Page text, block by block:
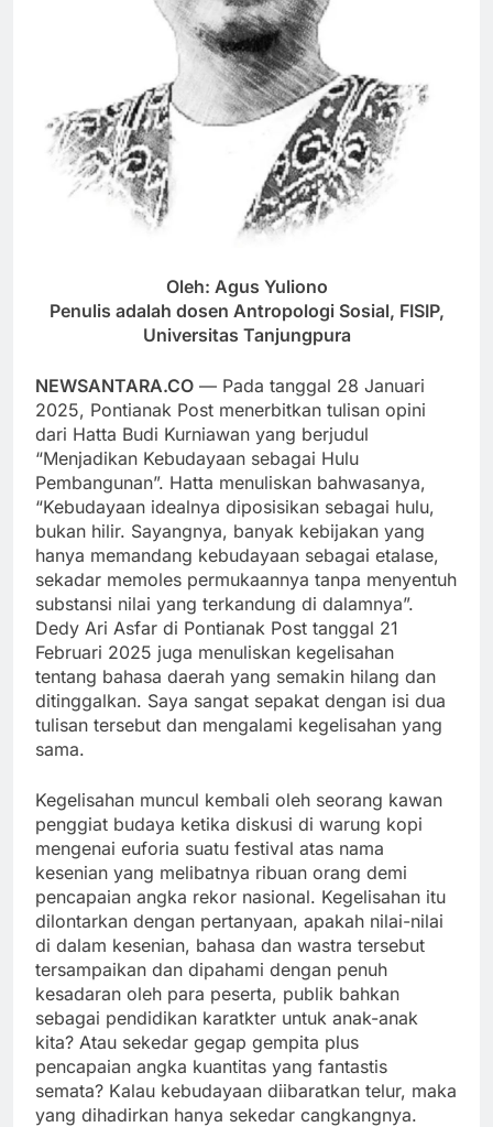
Oleh: Agus Yuliono
Penulis adalah dosen Antropologi Sosial, FISIP,
Universitas Tanjungpura
NEWSANTARA.CO — Pada tanggal 28 Januari
2025, Pontianak Post menerbitkan tulisan opini
dari Hatta Budi Kurniawan yang berjudul
“Menjadikan Kebudayaan sebagai Hulu
Pembangunan”. Hatta menuliskan bahwasanya,
“Kebudayaan idealnya diposisikan sebagai hulu,
bukan hilir. Sayangnya, banyak kebijakan yang
hanya memandang kebudayaan sebagai etalase,
sekadar memoles permukaannya tanpa menyentuh
substansi nilai yang terkandung di dalamnya”.
Dedy Ari Asfar di Pontianak Post tanggal 21
Februari 2025 juga menuliskan kegelisahan
tentang bahasa daerah yang semakin hilang dan
ditinggalkan. Saya sangat sepakat dengan isi dua
tulisan tersebut dan mengalami kegelisahan yang
sama.
Kegelisahan muncul kembali oleh seorang kawan
penggiat budaya ketika diskusi di warung kopi
mengenai euforia suatu festival atas nama
kesenian yang melibatnya ribuan orang demi
pencapaian angka rekor nasional. Kegelisahan itu
dilontarkan dengan pertanyaan, apakah nilai-nilai
di dalam kesenian, bahasa dan wastra tersebut
tersampaikan dan dipahami dengan penuh
kesadaran oleh para peserta, publik bahkan
sebagai pendidikan karatkter untuk anak-anak
kita? Atau sekedar gegap gempita plus
pencapaian angka kuantitas yang fantastis
semata? Kalau kebudayaan diibaratkan telur, maka
yang dihadirkan hanya sekedar cangkangnya.